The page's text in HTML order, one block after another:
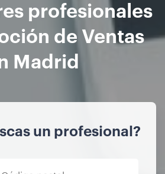
profesionales
de Ventas
Madrid
un profesional?